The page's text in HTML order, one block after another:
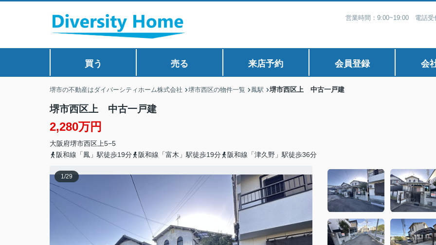
営業時間：9:00~19:00 電話
買う 売る 来店予約 会員登録 会
堺市の不動産はダイバーシティホーム株式会社 堺市西区の物件一覧 鳳駅 堺市西区上 中古一戸建
堺市西区上 中古一戸建
2,280万円
大阪府堺市西区 上5−5
阪和線「鳳」駅徒歩19分
阪和線「富木」駅徒歩19分 阪和線「津久野」駅徒歩36分
1/29